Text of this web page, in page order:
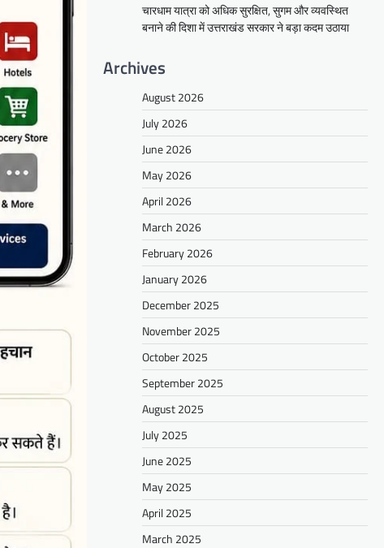
चारधाम यात्रा को अधिक सुरक्षित, सुगम और व्यवस्थित
बनाने की दिशा में उत्तराखंड सरकार ने बड़ा कदम उठाया
Archives
August 2026
July 2026
June 2026
May 2026
April 2026
March 2026
February 2026
January 2026
December 2025
November 2025
October 2025
September 2025
August 2025
July 2025
June 2025
May 2025
April 2025
March 2025